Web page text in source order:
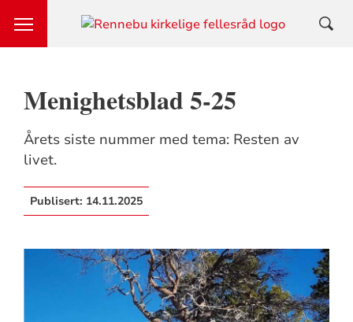
Menighetsblad 5-25
Årets siste nummer med tema: Resten av
livet.
Publisert: 14.11.2025